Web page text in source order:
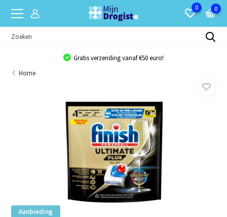
0 0
Gratis verzending vanaf €50 euro!
Home
Aanbieding